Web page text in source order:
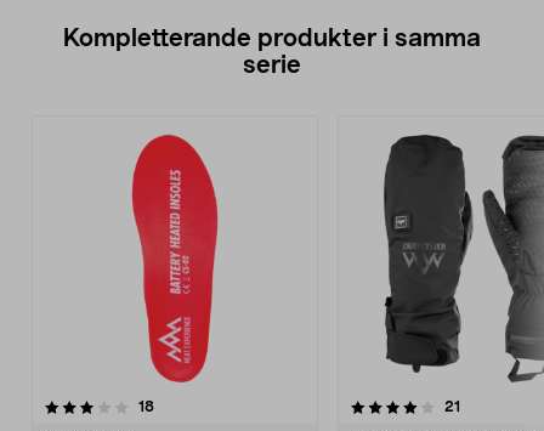
Kompletterande produkter i samma
serie
18recensioner
4.0av 5 stjärnor 21
4.0av 5 stjärnor